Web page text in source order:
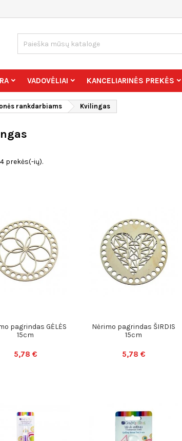
VADOVĖLIAI KANCELIARINĖS PREKĖS
rankdarbiams Kvilingas
prekės(-ių).
pagrindas GĖLĖS
15cm
5,78 €
Nėrimo pagrindas ŠIRDIS
15cm
5,78 €